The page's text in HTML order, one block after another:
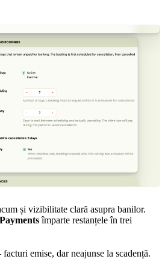
și vizibilitate clară asupra banilor.
împarte restanțele în trei
emise, dar neajunse la scadență.